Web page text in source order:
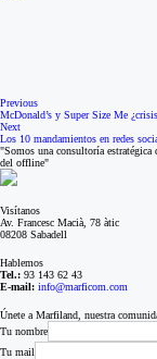
Previous
McDonald’s y Super Size Me
Next
Los 10 mandamientos en redes
"Somos una consultoría
del offline"
Visítanos
Av. Francesc Macià, 78 àtic
08208 Sabadell
Hablemos
Tel.: 93 143 62 43
E-mail: info@marficom.com
Únete a Marfiland, nuestra
Tu nombre
Tu mail